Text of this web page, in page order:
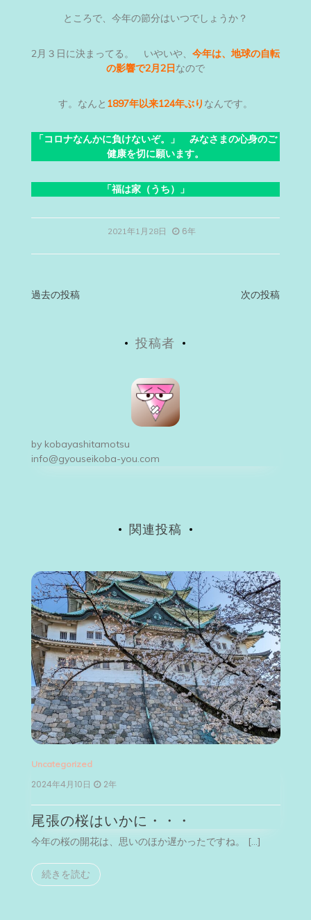
ところで、今年の節分はいつでしょうか？
2月３日に決まってる。 いやいや、 今年は、地球の自転
の影響で2月2日なので
す。なんと 1897年以来124年ぶり なんです。
「コロナなんかに負けないぞ。」 みなさまの心身のご
健康を切に願います。
「福は家（うち）」
2021年1月28日 6年
投
ー
シ
過去の投稿 次の投稿
投稿者
by kobayashitamotsu
info@gyouseikoba-you.com
関連投稿
Uncategorized
2024年4月10日 2年
尾張の桜はいかに・・・
今年の桜の開花は、思いのほか遅かったですね。 […]
続きを読む